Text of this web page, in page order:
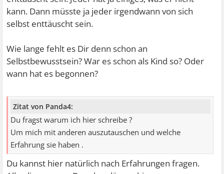
kann. Dann müsste ja jeder irgendwann von sich
selbst enttäuscht sein.
Wie lange fehlt es Dir denn schon an
Selbstbewusstsein? War es schon als Kind so? Oder
wann hat es begonnen?
Zitat von Panda4:
Du fragst warum ich hier schreibe ?
Um mich mit anderen auszutauschen und welche
Erfahrung sie haben .
Du kannst hier natürlich nach Erfahrungen fragen.